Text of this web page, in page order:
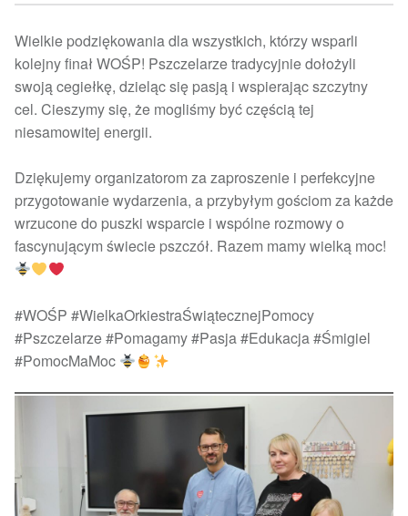
Wielkie podziękowania dla wszystkich, którzy wsparli
kolejny finał WOŚP! Pszczelarze tradycyjnie dołożyli
swoją cegiełkę, dzieląc się pasją i wspierając szczytny
cel. Cieszymy się, że mogliśmy być częścią tej
niesamowitej energii.
Dziękujemy organizatorom za zaproszenie i perfekcyjne
przygotowanie wydarzenia, a przybyłym gościom za każde
wrzucone do puszki wsparcie i wspólne rozmowy o
fascynującym świecie pszczół. Razem mamy wielką moc!
#WOŚP #WielkaOrkiestraŚwiątecznejPomocy
#Pszczelarze #Pomagamy #Pasja #Edukacja #Śmigiel
#PomocMaMoc